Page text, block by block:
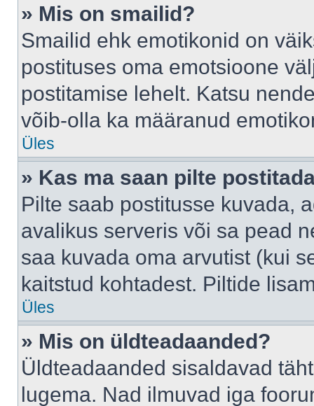
» Mis on smailid?
Smailid ehk emotikonid on
postituses oma emotsioone
postitamise lehelt. Katsu
võib-olla ka määranud
Üles
» Kas ma saan pilte
Pilte saab postitusse kuvada,
avalikus serveris või sa pead
saa kuvada oma arvutist (kui
kaitstud kohtadest. Piltide
Üles
» Mis on üldteadaanded?
Üldteadaanded sisaldavad
lugema. Nad ilmuvad iga